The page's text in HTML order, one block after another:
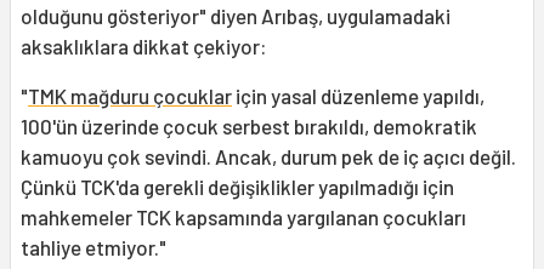
olduğunu gösteriyor" diyen Arıbaş, uygulamadaki
aksaklıklara dikkat çekiyor:
"TMK mağduru çocuklar için yasal düzenleme yapıldı,
100'ün üzerinde çocuk serbest bırakıldı, demokratik
kamuoyu çok sevindi. Ancak, durum pek de iç açıcı değil.
Çünkü TCK'da gerekli değişiklikler yapılmadığı için
mahkemeler TCK kapsamında yargılanan çocukları
tahliye etmiyor."